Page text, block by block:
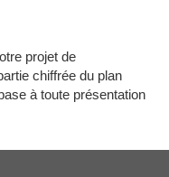
projet de
chiffrée du plan
à toute présentation